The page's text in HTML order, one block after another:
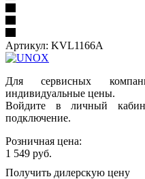
Артикул: KVL1166A
Для сервисных
индивидуальные цены.
Войдите в личный
подключение.
Розничная цена:
1 549 руб.
Получить дилерскую цену